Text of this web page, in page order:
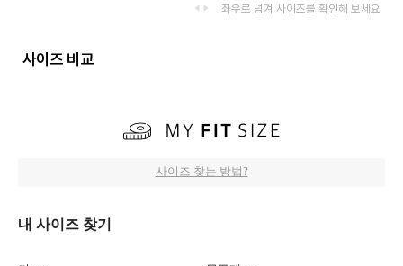
좌우로 넘겨 사이즈를 확인해 보세요
사이즈 비교